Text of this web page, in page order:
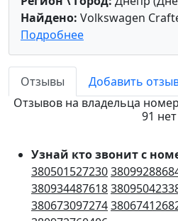
Найдено: Volkswagen
Подробнее
Отзывы
Добавить
Отзывов на владельца
91 нет
Узнай кто звонит с
380501527230
380934487618
380673097274